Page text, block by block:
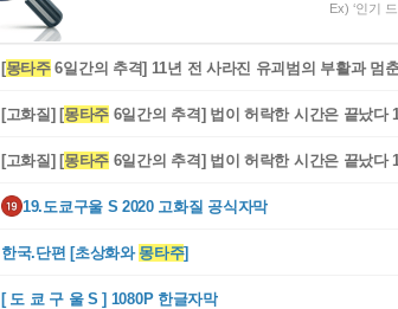
Ex) ‘인기
[몽타주 6일간의 추격] 11년 전 사라진 유괴범의 부활과 멈
[고화질] [몽타주 6일간의 추격] 법이 허락한 시간은 끝났다
[고화질] [몽타주 6일간의 추격] 법이 허락한 시간은 끝났다
19.도쿄구울 S 2020 고화질 공식자막
한국.단편 [초상화와 몽타주]
[ 도 쿄 구 울 S ] 1080P 한글자막